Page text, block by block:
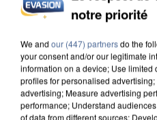
L’UN DES FONDATEURS
notre priorité
We and our (447) partnersdo the
your consent and/or our legitimate
information on a device; Use limited
profiles for personalised
advertising; Measure advertising
performance; Understand
of data from different sources;